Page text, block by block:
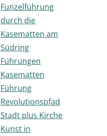
Funzelführung
durch die
Kasematten am
Südring
Führungen
Kasematten
Führung
Revolutionspfad
Stadt plus Kirche
Kunst in